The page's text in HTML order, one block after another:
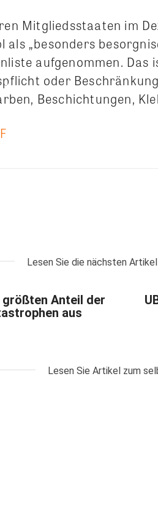
Mitgliedsstaaten im
als „besonders
aufgenommen.
oder
Beschichtungen,
Lesen Sie die nächsten
größten Anteil der
aus
Lesen Sie Artikel zum